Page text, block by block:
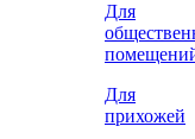
Для
Для
прихожей